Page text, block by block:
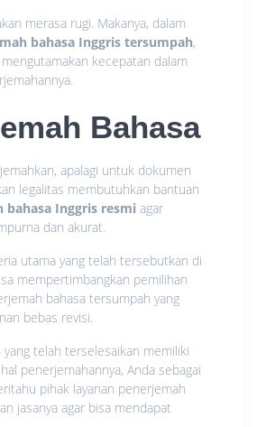
merasa rugi. Makanya, dalam
bahasa Inggris tersumpah,
kecepatan dalam
Bahasa
apalagi untuk dokumen
legalitas membutuhkan bantuan
bahasa Inggris resmi agar
dan akurat.
utama yang telah tersebutkan di
mempertimbangkan pemilihan
bahasa tersumpah yang
bebas revisi.
telah terselesaikan memiliki
penerjemahannya, Anda sebagai
pihak layanan penerjemah
jasanya agar bisa mendapat